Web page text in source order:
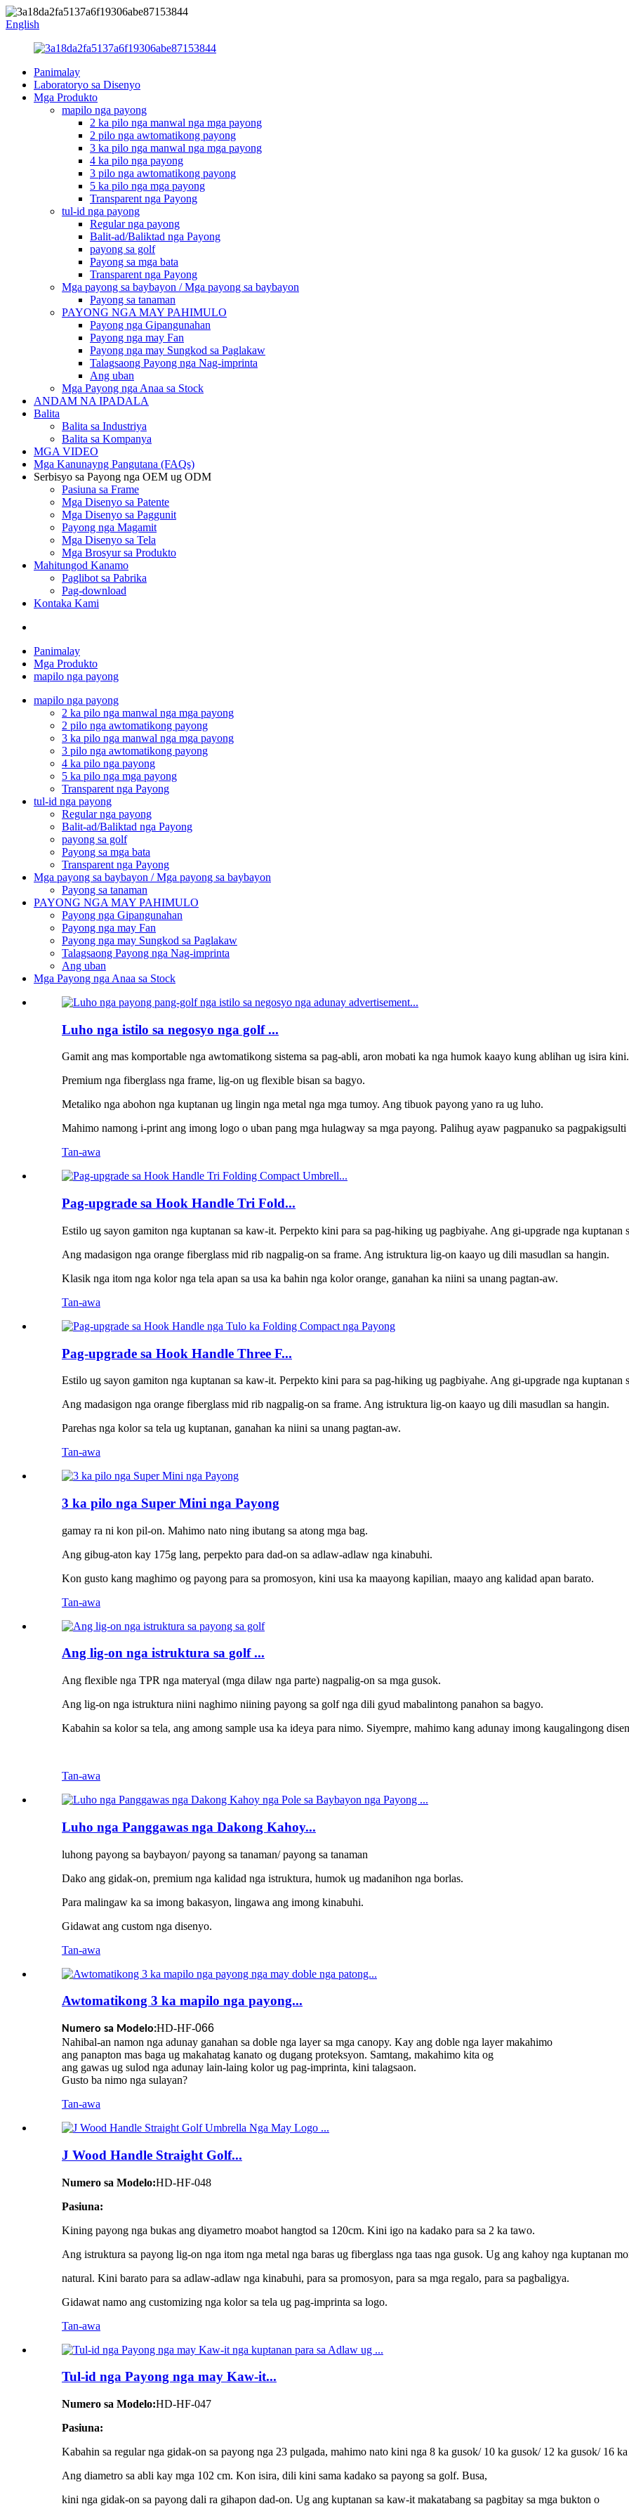
English
Panimalay
Laboratoryo sa Disenyo
Mga Produkto
mapilo nga payong
2 ka pilo nga manwal nga mga payong
2 pilo nga awtomatikong payong
3 ka pilo nga manwal nga mga payong
4 ka pilo nga payong
3 pilo nga awtomatikong payong
5 ka pilo nga mga payong
Transparent nga Payong
tul-id nga payong
Regular nga payong
Balit-ad/Baliktad nga Payong
payong sa golf
Payong sa mga bata
Transparent nga Payong
Mga payong sa baybayon / Mga payong sa baybayon
Payong sa tanaman
PAYONG NGA MAY PAHIMULO
Payong nga Gipangunahan
Payong nga may Fan
Payong nga may Sungkod sa Paglakaw
Talagsaong Payong nga Nag-imprinta
Ang uban
Mga Payong nga Anaa sa Stock
ANDAM NA IPADALA
Balita
Balita sa Industriya
Balita sa Kompanya
MGA VIDEO
Mga Kanunayng Pangutana (FAQs)
Serbisyo sa Payong nga OEM ug ODM
Pasiuna sa Frame
Mga Disenyo sa Patente
Mga Disenyo sa Paggunit
Payong nga Magamit
Mga Disenyo sa Tela
Mga Brosyur sa Produkto
Mahitungod Kanamo
Paglibot sa Pabrika
Pag-download
Kontaka Kami
Panimalay
Mga Produkto
mapilo nga payong
mapilo nga payong
2 ka pilo nga manwal nga mga payong
2 pilo nga awtomatikong payong
3 ka pilo nga manwal nga mga payong
3 pilo nga awtomatikong payong
4 ka pilo nga payong
5 ka pilo nga mga payong
Transparent nga Payong
tul-id nga payong
Regular nga payong
Balit-ad/Baliktad nga Payong
payong sa golf
Payong sa mga bata
Transparent nga Payong
Mga payong sa baybayon / Mga payong sa baybayon
Payong sa tanaman
PAYONG NGA MAY PAHIMULO
Payong nga Gipangunahan
Payong nga may Fan
Payong nga may Sungkod sa Paglakaw
Talagsaong Payong nga Nag-imprinta
Ang uban
Mga Payong nga Anaa sa Stock
Luho nga istilo sa negosyo nga golf ...
Gamit ang mas komportable nga awtomatikong sistema sa pag-abli, aron mobati ka nga humok kaayo kung ablihan ug isira kini.
Premium nga fiberglass nga frame, lig-on ug flexible bisan sa bagyo.
Metaliko nga abohon nga kuptanan ug lingin nga metal nga mga tumoy. Ang tibuok payong yano ra ug luho.
Mahimo namong i-print ang imong logo o uban pang mga hulagway sa mga payong. Palihug ayaw pagpanuko sa pagpakigsulti
Tan-awa
Pag-upgrade sa Hook Handle Tri Fold...
Estilo ug sayon ​​gamiton nga kuptanan sa kaw-it. Perpekto kini para sa pag-hiking ug pagbiyahe. Ang gi-upgrade nga kuptanan
Ang madasigon nga orange fiberglass mid rib nagpalig-on sa frame. Ang istruktura lig-on kaayo ug dili masudlan sa hangin.
Klasik nga itom nga kolor nga tela apan sa usa ka bahin nga kolor orange, ganahan ka niini sa unang pagtan-aw.
Tan-awa
Pag-upgrade sa Hook Handle Three F...
Estilo ug sayon ​​gamiton nga kuptanan sa kaw-it. Perpekto kini para sa pag-hiking ug pagbiyahe. Ang gi-upgrade nga kuptanan
Ang madasigon nga orange fiberglass mid rib nagpalig-on sa frame. Ang istruktura lig-on kaayo ug dili masudlan sa hangin.
Parehas nga kolor sa tela ug kuptanan, ganahan ka niini sa unang pagtan-aw.
Tan-awa
3 ka pilo nga Super Mini nga Payong
gamay ra ni kon pil-on. Mahimo nato ning ibutang sa atong mga bag.
Ang gibug-aton kay 175g lang, perpekto para dad-on sa adlaw-adlaw nga kinabuhi.
Kon gusto kang maghimo og payong para sa promosyon, kini usa ka maayong kapilian, maayo ang kalidad apan barato.
Tan-awa
Ang lig-on nga istruktura sa golf ...
Ang flexible nga TPR nga materyal (mga dilaw nga parte) nagpalig-on sa mga gusok.
Ang lig-on nga istruktura niini naghimo niining payong sa golf nga dili gyud mabalintong panahon sa bagyo.
Kabahin sa kolor sa tela, ang among sample usa ka ideya para nimo. Siyempre, mahimo kang adunay imong kaugalingong
Tan-awa
Luho nga Panggawas nga Dakong Kahoy...
luhong payong sa baybayon/ payong sa tanaman/ payong sa tanaman
Dako ang gidak-on, premium nga kalidad nga istruktura, humok ug madanihon nga borlas.
Para malingaw ka sa imong bakasyon, lingawa ang imong kinabuhi.
Gidawat ang custom nga disenyo.
Tan-awa
Awtomatikong 3 ka mapilo nga payong...
Numero sa Modelo:HD-HF-066
Nahibal-an namon nga adunay ganahan sa doble nga layer sa mga canopy. Kay ang doble nga layer makahimo
ang panapton mas baga ug makahatag kanato og dugang proteksyon. Samtang, makahimo kita og
ang gawas ug sulod nga adunay lain-laing kolor ug pag-imprinta, kini talagsaon.
Gusto ba nimo nga sulayan?
Tan-awa
J Wood Handle Straight Golf...
Numero sa Modelo:HD-HF-048
Pasiuna:
Kining payong nga bukas ang diyametro moabot hangtod sa 120cm. Kini igo na kadako para sa 2 ka tawo.
Ang istruktura sa payong lig-on nga itom nga metal nga baras ug fiberglass nga taas nga gusok. Ug ang kahoy nga kuptanan
natural. Kini barato para sa adlaw-adlaw nga kinabuhi, para sa promosyon, para sa mga regalo, para sa pagbaligya.
Gidawat namo ang customizing nga kolor sa tela ug pag-imprinta sa logo.
Tan-awa
Tul-id nga Payong nga may Kaw-it...
Numero sa Modelo:HD-HF-047
Pasiuna:
Kabahin sa regular nga gidak-on sa payong nga 23 pulgada, mahimo nato kini nga 8 ka gusok/ 10 ka gusok/ 12 ka gusok/ 16
Ang diametro sa abli kay mga 102 cm. Kon isira, dili kini sama kadako sa payong sa golf. Busa,
kini nga gidak-on sa payong dali ra gihapon dad-on. Ug ang kuptanan sa kaw-it makatabang sa pagbitay sa mga bukton o